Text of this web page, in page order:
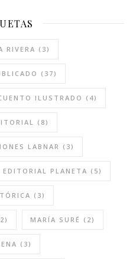
RIVERA (3)
(37)
ILUSTRADO (4)
(8)
LABNAR (3)
EDITORIAL PLANETA (5)
(3)
MARÍA SURÉ (2)
(3)